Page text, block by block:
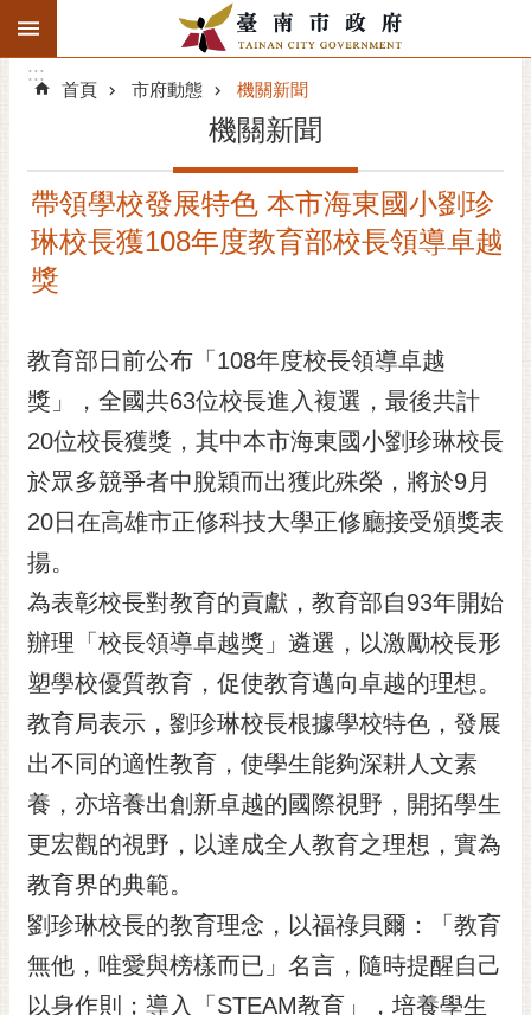
跳到主要內容區塊
搜
階
精彩府城
市府動態
市政資訊
市民互動
黃
偉
哲
光
花
桐
花
祭
網
站
導
覽
:::
:::
首頁 市府動態 機關新聞
機關新聞
帶領學校發展特色 本市海東國小劉珍
琳校長獲108年度教育部校長領導卓越
獎
教育部日前公布「108年度校長領導卓越
獎」，全國共63位校長進入複選，最後共計
20位校長獲獎，其中本市海東國小劉珍琳校長
於眾多競爭者中脫穎而出獲此殊榮，將於9月
20日在高雄市正修科技大學正修廳接受頒獎表
揚。
為表彰校長對教育的貢獻，教育部自93年開始
辦理「校長領導卓越獎」遴選，以激勵校長形
塑學校優質教育，促使教育邁向卓越的理想。
教育局表示，劉珍琳校長根據學校特色，發展
出不同的適性教育，使學生能夠深耕人文素
養，亦培養出創新卓越的國際視野，開拓學生
更宏觀的視野，以達成全人教育之理想，實為
教育界的典範。
劉珍琳校長的教育理念，以福祿貝爾：「教育
無他，唯愛與榜樣而已」名言，隨時提醒自己
以身作則；導入「STEAM教育」，培養學生